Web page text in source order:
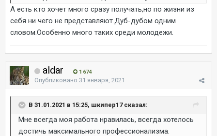
А есть кто хочет много сразу получать,но по жизни из
себя ни чего не представляют.Дуб-дубом одним
словом.Особенно много таких среди молодежи.
aldar 1 674
Опубликовано 31 января, 2021
В 31.01.2021 в 15:25, шкипер17 сказал:
Мне всегда моя работа нравилась, всегда хотелось
достичь максимального профессионализма.